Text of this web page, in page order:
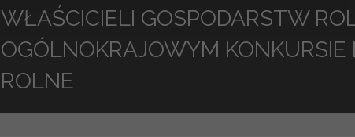
WŁAŚCICIELI GOSPODARSTW
OGÓLNOKRAJOWYM
ROLNE